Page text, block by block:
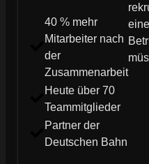
40 % mehr
Mitarbeiter nach
der
Zusammenarbeit
Heute über 70
Teammitglieder
Partner der
Deutschen Bahn